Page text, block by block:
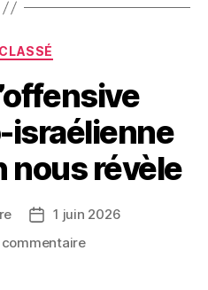
Catégories
israélienne
nous révèle
Date1 juin 2026
sur